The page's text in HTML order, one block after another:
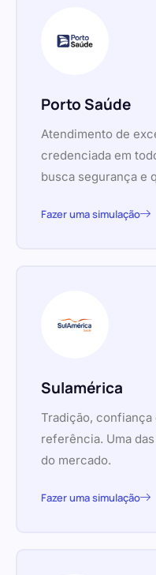
Porto Saúde
Atendimento de
credenciada em
busca segurança e
Fazer uma simulação
Sulamérica
Tradição,
referência. Uma
do mercado.
Fazer uma simulação